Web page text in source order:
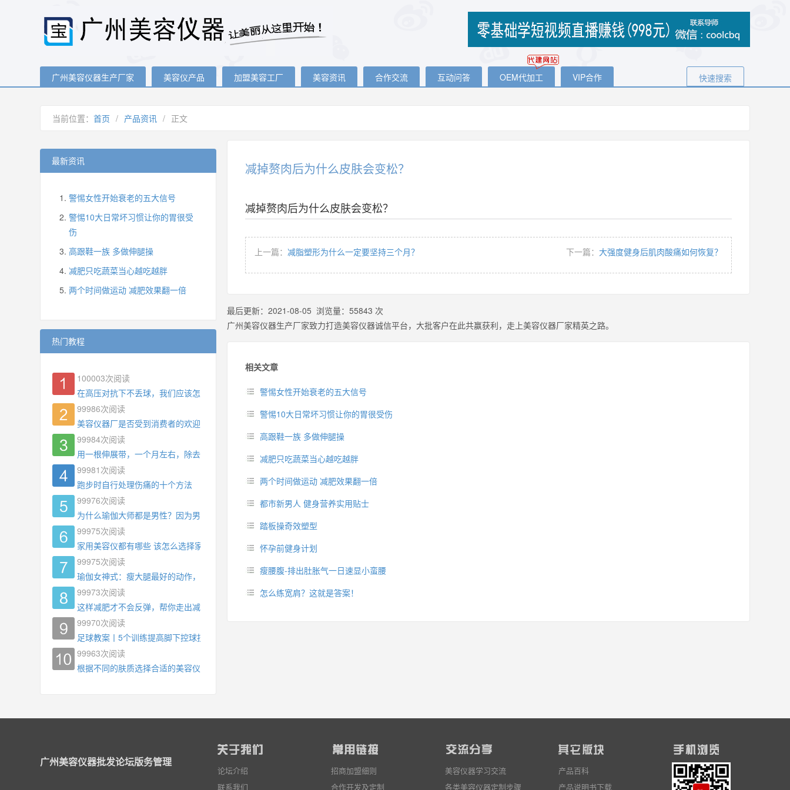
广州美容仪器生产厂家 美容仪产品 加盟美容工厂 美容资讯 合作交流 互动问答 OEM代加工 VIP合作 快速搜索
当前位置： 首页 / 产品资讯 / 正文
减掉赘肉后为什么皮肤会变松？
减掉赘肉后为什么皮肤会变松？
上一篇： 减脂塑形为什么一定要坚持三个月？ 下一篇： 大强度健身后肌肉酸痛如何恢复？
最后更新： 2021-08-05 浏览量： 55843 次
广州美容仪器生产厂家致力打造美容仪器诚信平台，大批客户在此共赢获利，走上美容仪器厂家精英之路。
相关文章
警惕女性开始衰老的五大信号
警惕10大日常坏习惯让你的胃很受伤
高跟鞋一族 多做伸腿操
减肥只吃蔬菜当心越吃越胖
两个时间做运动 减肥效果翻一倍
都市新男人 健身营养实用贴士
踏板操奇效塑型
怀孕前健身计划
瘦腰腹-排出肚胀气一日速显小蛮腰
怎么练宽肩？这就是答案！
最新资讯
警惕女性开始衰老的五大信号
警惕10大日常坏习惯让你的胃很受
伤
高跟鞋一族 多做伸腿操
减肥只吃蔬菜当心越吃越胖
两个时间做运动 减肥效果翻一倍
热门教程
100003次阅读
在高压对抗下不丢球，我们应该怎么练?
99986次阅读
美容仪器厂是否受到消费者的欢迎
99984次阅读
用一根伸展带，一个月左右，除去了手臂拜拜肉，背也变薄了
99981 次阅读
跑步时自行处理伤痛的十个方法
99976次阅读
为什么瑜伽大师都是男性？因为男权，让女性失去同等的机会
99975次阅读
家用美容仪都有哪些 该怎么选择家用美容仪
99975次阅读
瑜伽女神式：瘦大腿最好的动作，没有之一，为什么你练了没效果？
99973次阅读
这样减肥才不会反弹，帮你走出减肥瓶颈
99970次阅读
足球教案丨5个训练提高脚下控球技术
99963次阅读
根据不同的肤质选择合适的美容仪器
广州美容仪器批发论坛版务管理
论坛介绍
联系我们
招商加盟细则
合作开发及定制
美容仪器学习交流
各类美容仪器定制步骤
产品百科
产品说明书下载